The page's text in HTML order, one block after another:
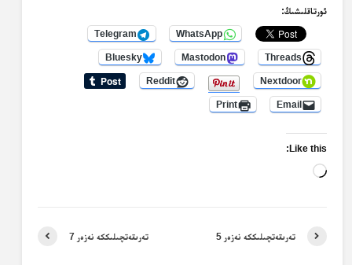
ئورتاقلىشىڭ:
WhatsApp
Telegram
Threads
Mastodon
Bluesky
Nextdoor
Reddit
Email
Print
Like this:
Loading…
تەرىقەتچىلىككە نەزەر 7 تەرىقەتچىلىككە نەزەر 5